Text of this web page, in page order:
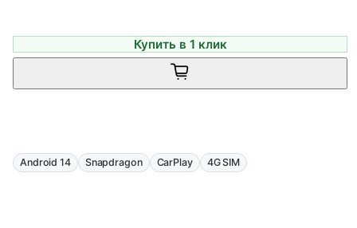
Купить в 1 клик
Android 14 Snapdragon CarPlay 4G SIM